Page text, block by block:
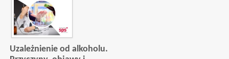
Uzależnienie od alkoholu.